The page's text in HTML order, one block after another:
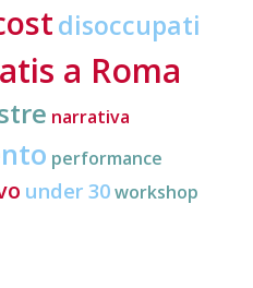
disoccupati
a Roma
narrativa
performance
under 30workshop